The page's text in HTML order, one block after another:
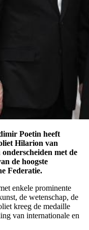
Poetin heeft
Hilarion van
met de
de hoogste
Federatie.
enkele prominente
de wetenschap, de
kreeg de medaille
van internationale en